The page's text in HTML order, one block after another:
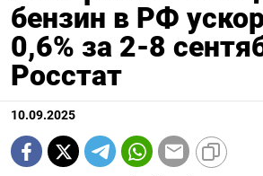
бензин в РФ
0,6% за 2-8
Росстат
10.09.2025